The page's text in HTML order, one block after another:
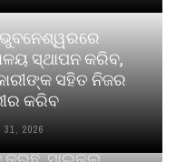
ସ୍ଥାପନ କରିବ,
ସହିତ ନିଜର
କରିବ
31, 2026